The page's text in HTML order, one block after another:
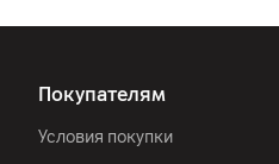
Импортер
Комплект поставки
Покупателям
Условия покупки